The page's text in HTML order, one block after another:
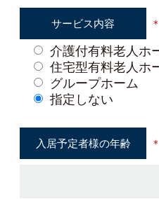
サービス内容 ＊
介護付有料老人ホ
住宅型有料老人ホ
グループホーム
指定しない
入居予定者様の年齢 ＊